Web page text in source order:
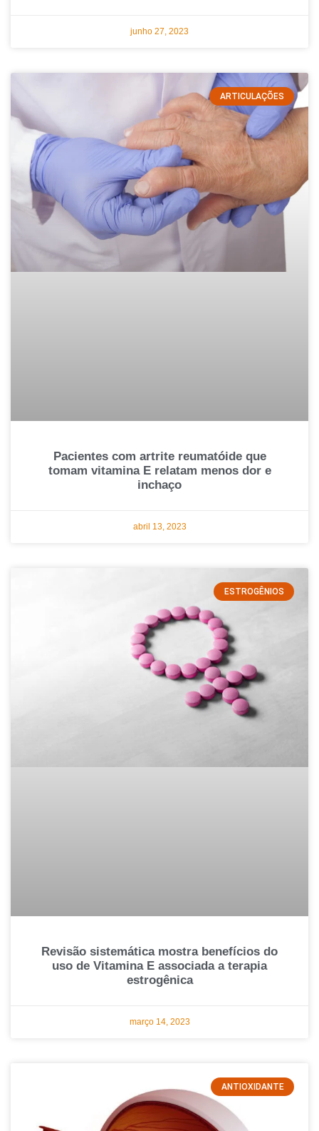
junho 27, 2023
ARTICULAÇÕES
Pacientes com artrite reumatóide que
tomam vitamina E relatam menos dor e
inchaço
abril 13, 2023
ESTROGÊNIOS
Revisão sistemática mostra benefícios do
uso de Vitamina E associada a terapia
estrogênica
março 14, 2023
ANTIOXIDANTE